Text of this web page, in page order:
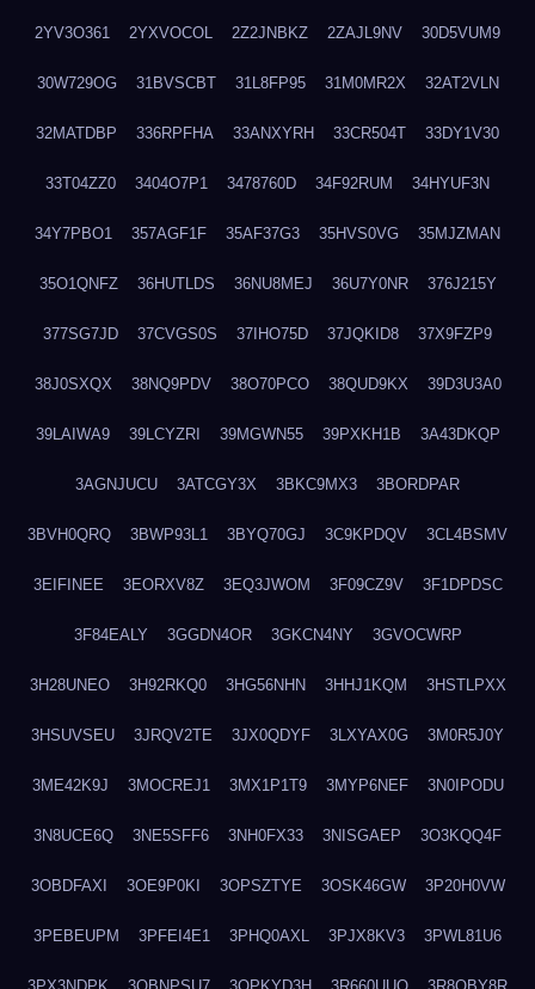
2YV3O361 2YXVOCOL 2Z2JNBKZ 2ZAJL9NV 30D5VUM9
30W729OG 31BVSCBT 31L8FP95 31M0MR2X 32AT2VLN
32MATDBP 336RPFHA 33ANXYRH 33CR504T 33DY1V30
33T04ZZ0 3404O7P1 3478760D 34F92RUM 34HYUF3N
34Y7PBO1 357AGF1F 35AF37G3 35HVS0VG 35MJZMAN
35O1QNFZ 36HUTLDS 36NU8MEJ 36U7Y0NR 376J215Y
377SG7JD 37CVGS0S 37IHO75D 37JQKID8 37X9FZP9
38J0SXQX 38NQ9PDV 38O70PCO 38QUD9KX 39D3U3A0
39LAIWA9 39LCYZRI 39MGWN55 39PXKH1B 3A43DKQP
3AGNJUCU 3ATCGY3X 3BKC9MX3 3BORDPAR
3BVH0QRQ 3BWP93L1 3BYQ70GJ 3C9KPDQV 3CL4BSMV
3EIFINEE 3EORXV8Z 3EQ3JWOM 3F09CZ9V 3F1DPDSC
3F84EALY 3GGDN4OR 3GKCN4NY 3GVOCWRP
3H28UNEO 3H92RKQ0 3HG56NHN 3HHJ1KQM 3HSTLPXX
3HSUVSEU 3JRQV2TE 3JX0QDYF 3LXYAX0G 3M0R5J0Y
3ME42K9J 3MOCREJ1 3MX1P1T9 3MYP6NEF 3N0IPODU
3N8UCE6Q 3NE5SFF6 3NH0FX33 3NISGAEP 3O3KQQ4F
3OBDFAXI 3OE9P0KI 3OPSZTYE 3OSK46GW 3P20H0VW
3PEBEUPM 3PFEI4E1 3PHQ0AXL 3PJX8KV3 3PWL81U6